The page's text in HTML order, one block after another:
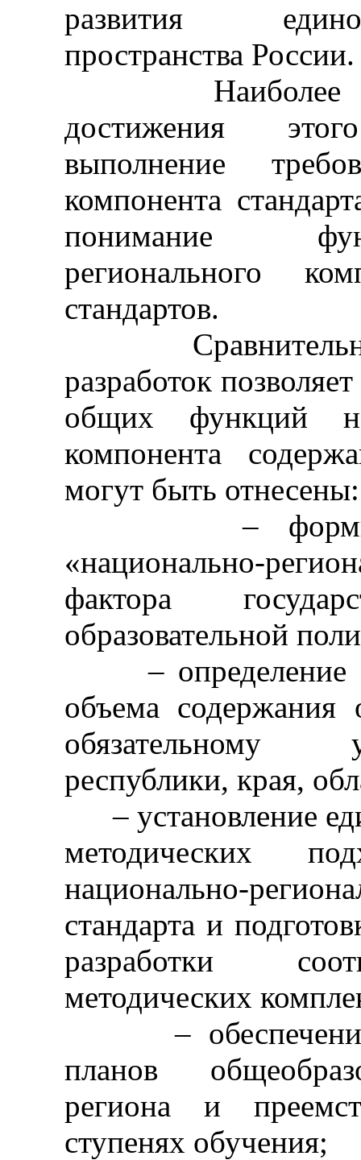
развития
пространства России.
Наиболее
достижения
выполнение
компонента
понимание
регионального
стандартов.
Сравнительный
разработок
общих функций
компонента
могут быть отнесены:
–
«национально-
фактора
образовательной
– определение
объема содержания
обязательному
республики, края,
– установление
методических
национально-
стандарта и
разработки
методических
– обеспечение
планов
региона и
ступенях обучения;